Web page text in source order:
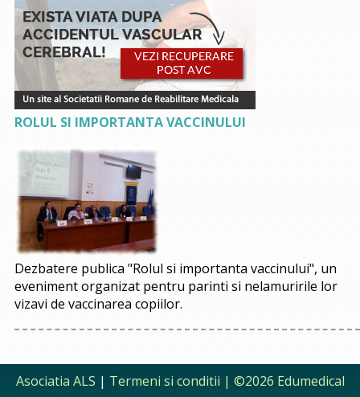
ROLUL SI IMPORTANTA VACCINULUI
Dezbatere publica "Rolul si importanta vaccinului", un
eveniment organizat pentru parinti si nelamuririle lor
vizavi de vaccinarea copiilor.
Asociatia ALS | Termeni si conditii | ©2026 Edumedical